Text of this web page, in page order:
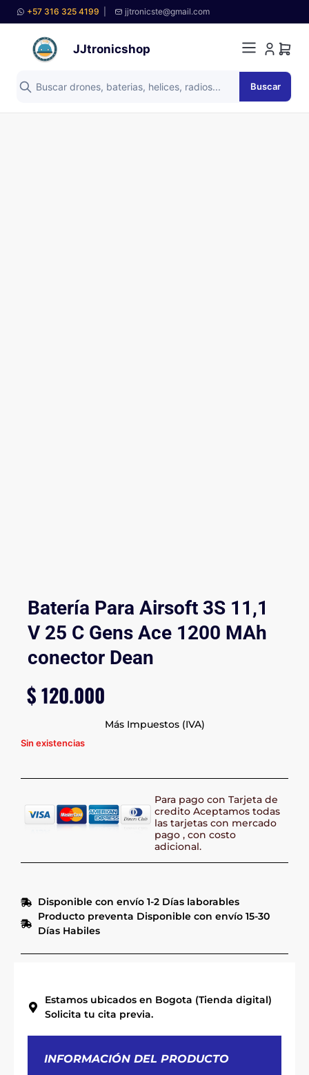
+57 316 325 4199 jjtronicste@gmail.com
JJtronicshop
Buscar
Batería Para Airsoft 3S 11,1
V 25 C Gens Ace 1200 MAh
conector Dean
$120.000
Más Impuestos (IVA)
Sin existencias
Para pago con Tarjeta de
credito Aceptamos todas
las tarjetas con mercado
pago , con costo
adicional.
Disponible con envío 1-2 Días laborables
Producto preventa Disponible con envío 15-30
Días Habiles
Estamos ubicados en Bogota (Tienda digital)
Solicita tu cita previa.
INFORMACIÓN DEL PRODUCTO